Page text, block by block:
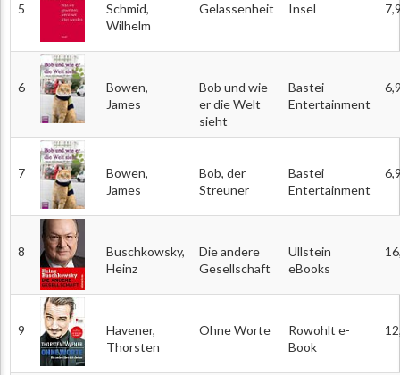
5
Schmid,
Wilhelm
Gelassenheit Insel
6
Bowen,
James
Bob und wie
er die Welt
sieht
Bastei
Entertainment
7
Bowen,
James
Bob, der
Streuner
Bastei
Entertainment
8
Buschkowsky,
Heinz
Die andere
Gesellschaft
Ullstein
eBooks
9
Havener,
Thorsten
Ohne Worte
Rowohlt e-
Book